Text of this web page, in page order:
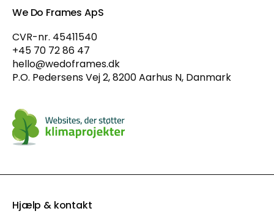
We Do Frames ApS
CVR-nr. 45411540
+45 70 72 86 47
hello@wedoframes.dk
P.O. Pedersens Vej 2, 8200 Aarhus N, Danmark
Hjælp & kontakt